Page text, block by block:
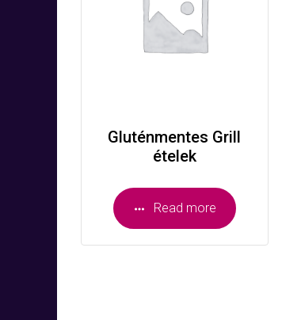
Gluténmentes Grill
ételek
Read more